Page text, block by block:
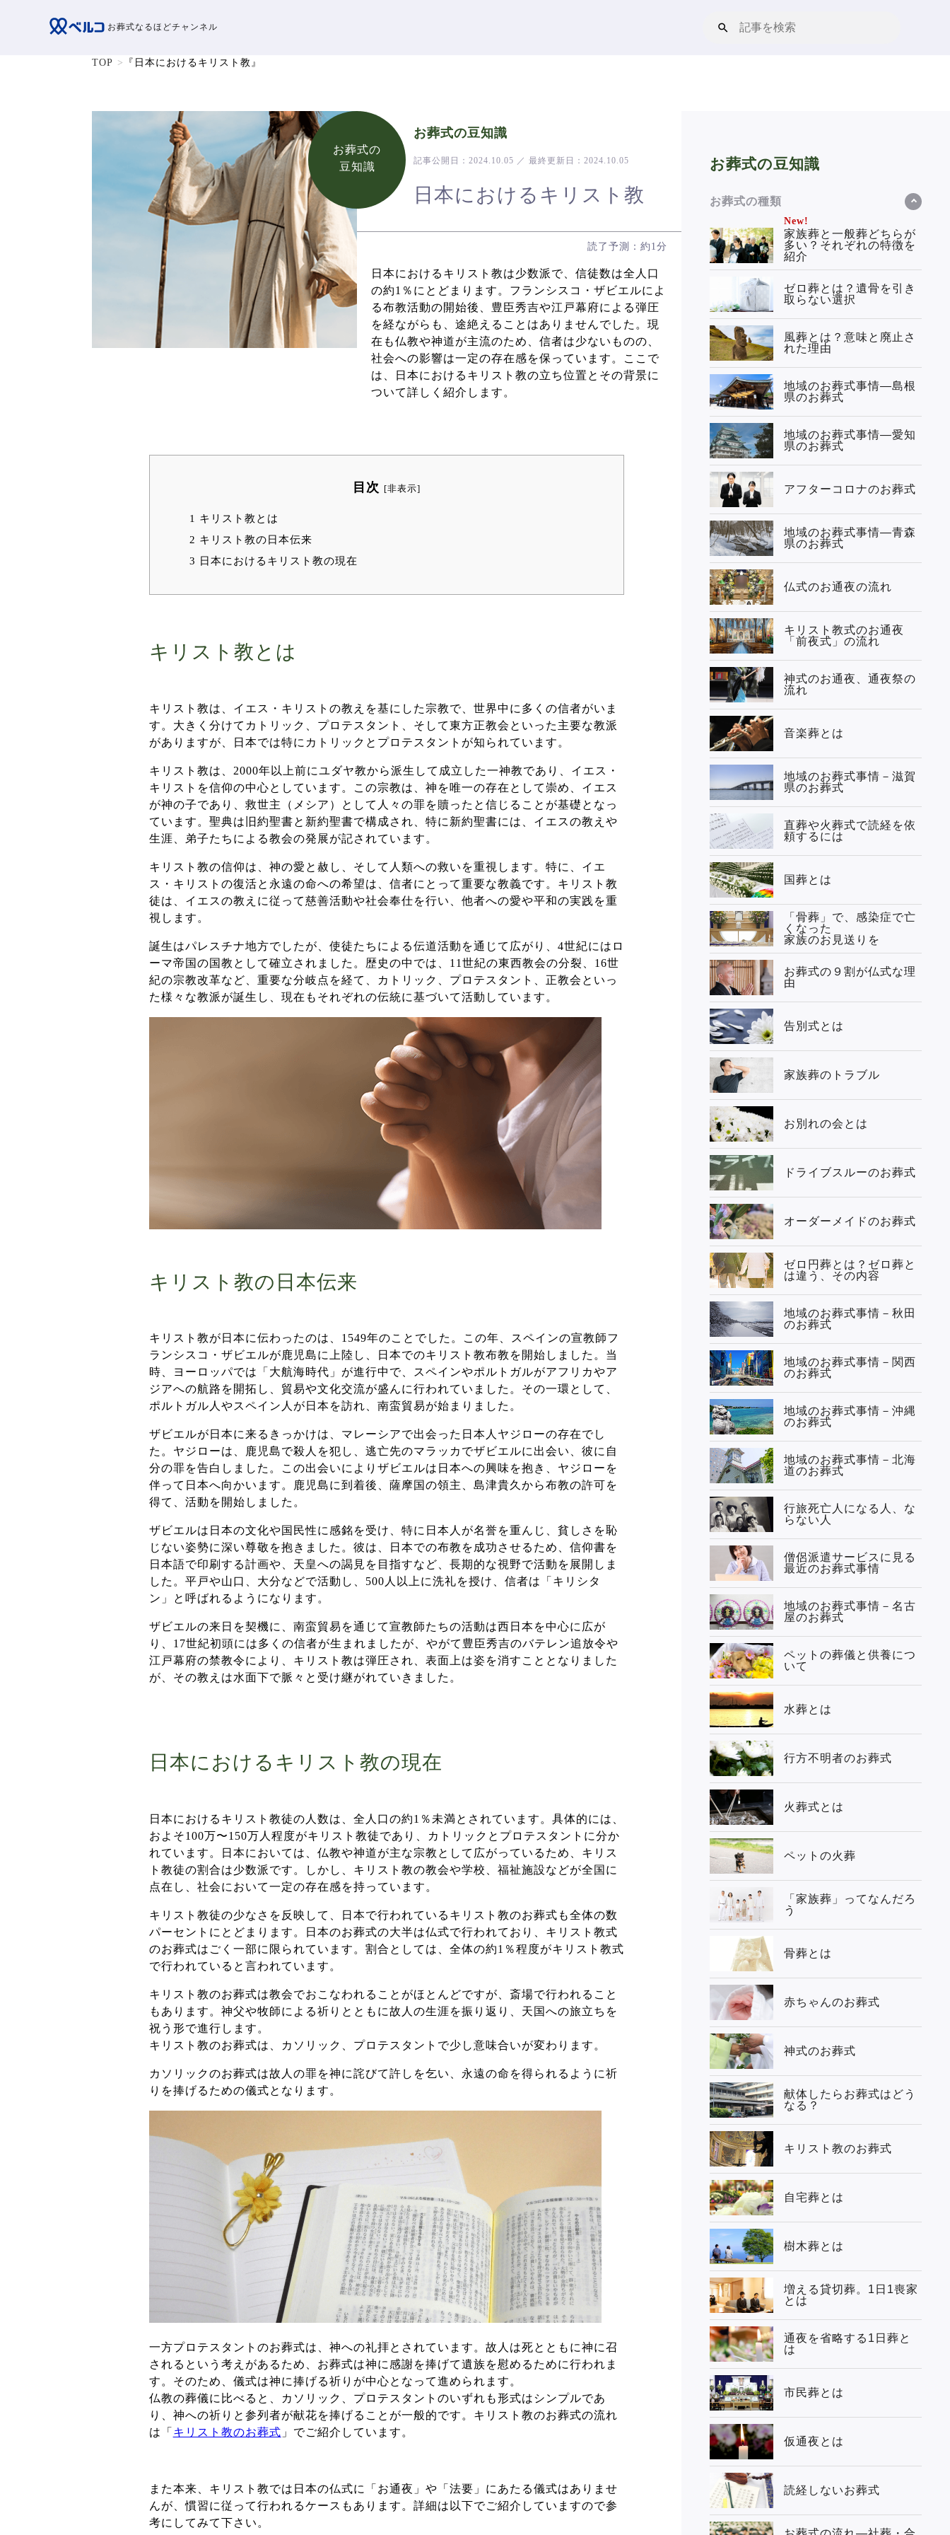
お葬式なるほどチャンネル
TOP 『日本におけるキリスト教』
お葬式の
豆知識
お葬式の豆知識
記事公開日：2024.10.05 ／ 最終更新日：2024.10.05
日本におけるキリスト教
読了予測：約1分
日本におけるキリスト教は少数派で、信徒数は全人口
の約1％にとどまります。フランシスコ・ザビエルによ
る布教活動の開始後、豊臣秀吉や江戸幕府による弾圧
を経ながらも、途絶えることはありませんでした。現
在も仏教や神道が主流のため、信者は少ないものの、
社会への影響は一定の存在感を保っています。ここで
は、日本におけるキリスト教の立ち位置とその背景に
ついて詳しく紹介します。
目次 [非表示]
1 キリスト教とは
2 キリスト教の日本伝来
3 日本におけるキリスト教の現在
キリスト教とは
キリスト教は、イエス・キリストの教えを基にした宗教で、世界中に多くの信者がいま
す。大きく分けてカトリック、プロテスタント、そして東方正教会といった主要な教派
がありますが、日本では特にカトリックとプロテスタントが知られています。
キリスト教は、2000年以上前にユダヤ教から派生して成立した一神教であり、イエス・
キリストを信仰の中心としています。この宗教は、神を唯一の存在として崇め、イエス
が神の子であり、救世主（メシア）として人々の罪を贖ったと信じることが基礎となっ
ています。聖典は旧約聖書と新約聖書で構成され、特に新約聖書には、イエスの教えや
生涯、弟子たちによる教会の発展が記されています。
キリスト教の信仰は、神の愛と赦し、そして人類への救いを重視します。特に、イエ
ス・キリストの復活と永遠の命への希望は、信者にとって重要な教義です。キリスト教
徒は、イエスの教えに従って慈善活動や社会奉仕を行い、他者への愛や平和の実践を重
視します。
誕生はパレスチナ地方でしたが、使徒たちによる伝道活動を通じて広がり、4世紀にはロ
ーマ帝国の国教として確立されました。歴史の中では、11世紀の東西教会の分裂、16世
紀の宗教改革など、重要な分岐点を経て、カトリック、プロテスタント、正教会といっ
た様々な教派が誕生し、現在もそれぞれの伝統に基づいて活動しています。
キリスト教の日本伝来
キリスト教が日本に伝わったのは、1549年のことでした。この年、スペインの宣教師フ
ランシスコ・ザビエルが鹿児島に上陸し、日本でのキリスト教布教を開始しました。当
時、ヨーロッパでは「大航海時代」が進行中で、スペインやポルトガルがアフリカやア
ジアへの航路を開拓し、貿易や文化交流が盛んに行われていました。その一環として、
ポルトガル人やスペイン人が日本を訪れ、南蛮貿易が始まりました。
ザビエルが日本に来るきっかけは、マレーシアで出会った日本人ヤジローの存在でし
た。ヤジローは、鹿児島で殺人を犯し、逃亡先のマラッカでザビエルに出会い、彼に自
分の罪を告白しました。この出会いによりザビエルは日本への興味を抱き、ヤジローを
伴って日本へ向かいます。鹿児島に到着後、薩摩国の領主、島津貴久から布教の許可を
得て、活動を開始しました。
ザビエルは日本の文化や国民性に感銘を受け、特に日本人が名誉を重んじ、貧しさを恥
じない姿勢に深い尊敬を抱きました。彼は、日本での布教を成功させるため、信仰書を
日本語で印刷する計画や、天皇への謁見を目指すなど、長期的な視野で活動を展開しま
した。平戸や山口、大分などで活動し、500人以上に洗礼を授け、信者は「キリシタ
ン」と呼ばれるようになります。
ザビエルの来日を契機に、南蛮貿易を通じて宣教師たちの活動は西日本を中心に広が
り、17世紀初頭には多くの信者が生まれましたが、やがて豊臣秀吉のバテレン追放令や
江戸幕府の禁教令により、キリスト教は弾圧され、表面上は姿を消すこととなりました
が、その教えは水面下で脈々と受け継がれていきました。
日本におけるキリスト教の現在
日本におけるキリスト教徒の人数は、全人口の約1％未満とされています。具体的には、
およそ100万〜150万人程度がキリスト教徒であり、カトリックとプロテスタントに分か
れています。日本においては、仏教や神道が主な宗教として広がっているため、キリス
ト教徒の割合は少数派です。しかし、キリスト教の教会や学校、福祉施設などが全国に
点在し、社会において一定の存在感を持っています。
キリスト教徒の少なさを反映して、日本で行われているキリスト教のお葬式も全体の数
パーセントにとどまります。日本のお葬式の大半は仏式で行われており、キリスト教式
のお葬式はごく一部に限られています。割合としては、全体の約1％程度がキリスト教式
で行われていると言われています。
キリスト教のお葬式は教会でおこなわれることがほとんどですが、斎場で行われること
もあります。神父や牧師による祈りとともに故人の生涯を振り返り、天国への旅立ちを
祝う形で進行します。
キリスト教のお葬式は、カソリック、プロテスタントで少し意味合いが変わります。
カソリックのお葬式は故人の罪を神に詫びて許しを乞い、永遠の命を得られるように祈
りを捧げるための儀式となります。
一方プロテスタントのお葬式は、神への礼拝とされています。故人は死とともに神に召
されるという考えがあるため、お葬式は神に感謝を捧げて遺族を慰めるために行われま
す。そのため、儀式は神に捧げる祈りが中心となって進められます。
仏教の葬儀に比べると、カソリック、プロテスタントのいずれも形式はシンプルであ
り、神への祈りと参列者が献花を捧げることが一般的です。キリスト教のお葬式の流れ
は 「 キリスト教のお葬式 」 でご紹介しています。
また本来、キリスト教では日本の仏式に「お通夜」や「法要」にあたる儀式はありませ
んが、慣習に従って行われるケースもあります。詳細は以下でご紹介していますので参
考にしてみて下さい。
お葬式の豆知識
お葬式の種類
New!
家族葬と一般葬どちらが
多い？それぞれの特徴を
紹介
ゼロ葬とは？遺骨を引き
取らない選択
風葬とは？意味と廃止さ
れた理由
地域のお葬式事情—島根
県のお葬式
地域のお葬式事情—愛知
県のお葬式
アフターコロナのお葬式
地域のお葬式事情—青森
県のお葬式
仏式のお通夜の流れ
キリスト教式のお通夜
「前夜式」の流れ
神式のお通夜、通夜祭の
流れ
音楽葬とは
地域のお葬式事情－滋賀
県のお葬式
直葬や火葬式で読経を依
頼するには
国葬とは
「骨葬」で、感染症で亡
くなった
家族のお見送りを
お葬式の９割が仏式な理
由
告別式とは
家族葬のトラブル
お別れの会とは
ドライブスルーのお葬式
オーダーメイドのお葬式
ゼロ円葬とは？ゼロ葬と
は違う、その内容
地域のお葬式事情－秋田
のお葬式
地域のお葬式事情－関西
のお葬式
地域のお葬式事情－沖縄
のお葬式
地域のお葬式事情－北海
道のお葬式
行旅死亡人になる人、な
らない人
僧侶派遣サービスに見る
最近のお葬式事情
地域のお葬式事情－名古
屋のお葬式
ペットの葬儀と供養につ
いて
水葬とは
行方不明者のお葬式
火葬式とは
ペットの火葬
「家族葬」ってなんだろ
う
骨葬とは
赤ちゃんのお葬式
神式のお葬式
献体したらお葬式はどう
なる？
キリスト教のお葬式
自宅葬とは
樹木葬とは
増える貸切葬。1日1喪家
とは
通夜を省略する1日葬と
は
市民葬とは
仮通夜とは
読経しないお葬式